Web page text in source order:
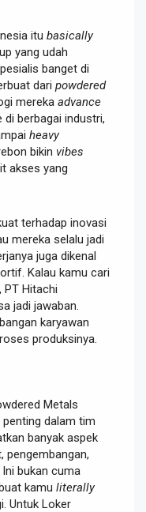
itu basically
yang udah
banget di
dari powdered
mereka advance
di berbagai industri,
heavy
bikin vibes
akses yang
terhadap inovasi
mereka selalu jadi
juga dikenal
Kalau kamu cari
PT Hitachi
jadi jawaban.
karyawan
produksinya.
Metals
penting dalam tim
banyak aspek
pengembangan,
bukan cuma
kamu literally
Untuk Loker